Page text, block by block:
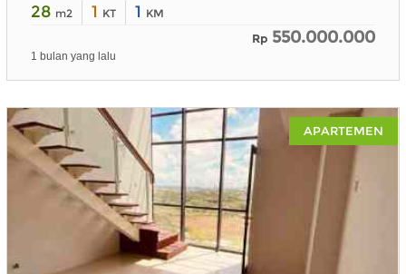
28 m2 1 KT 1 KM
Rp 550.000.000
1 bulan yang lalu
APARTEMEN